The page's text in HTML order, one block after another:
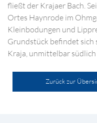
fließt der Krajaer Bach.
Ortes Haynrode im
Kleinbodungen und
Grundstück befindet sich
Kraja, unmittelbar südlich
Zurück zur